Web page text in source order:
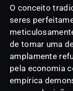
O conceito
seres
de tomar uma
amplamente
pela economia
empírica